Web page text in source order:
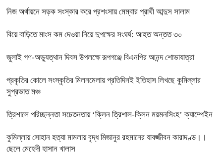
নিজ অর্থায়নে সড়ক সংস্কার করে প্রশংসায় মেম্বার প্রার্থী আব্দুস সালাম
বিয়ে বাড়িতে মাংস কম দেওয়া নিয়ে দুপক্ষের সংঘর্ষ: আহত অন্তত ৩০ ​
জুলাই গণ-অভ্যুত্থান দিবস উপলক্ষে রূপগঞ্জে বিএনপির আনন্দ শোভাযাত্রা
প্রকৃতির কোলে সংস্কৃতির মিলনমেলায় প্রতিদিনই ইতিহাস লিখছে কুমিল্লার
সুপ্রভাত মঞ্চ
ত্রিশালে পরিচ্ছন্নতা সচেতনতায় ‘ক্লিন ত্রিশাল-ক্লিন ময়মনসিংহ’ ক্যাম্পেইন
কুমিল্লায় সোহান হত্যা মামলায় বৃদ্ধ মিজানুর রহমানের যাবজ্জীবন কারাদণ্ড।।
ছেলে মেহেদী হাসান খালাস